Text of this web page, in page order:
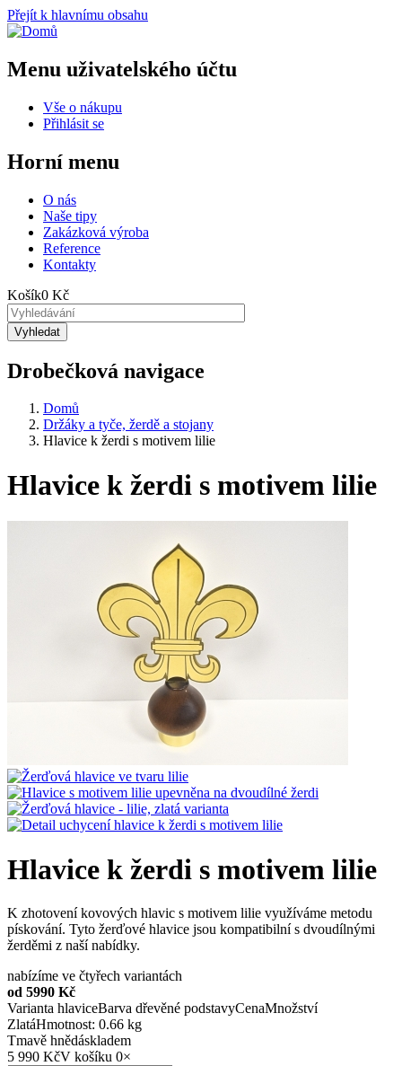
Přejít k hlavnímu obsahu
Menu uživatelského účtu
Vše o nákupu
Přihlásit se
Horní menu
O nás
Naše tipy
Zakázková výroba
Reference
Kontakty
Košík0 Kč
Drobečková navigace
Domů
Držáky a tyče, žerdě a stojany
Hlavice k žerdi s motivem lilie
Hlavice k žerdi s motivem lilie
Hlavice k žerdi s motivem lilie
K zhotovení kovových hlavic s motivem lilie využíváme metodu
pískování. Tyto žerďové hlavice jsou kompatibilní s dvoudílnými
žerděmi z naší nabídky.
nabízíme ve čtyřech variantách
od 5990 Kč
Varianta hlaviceBarva dřevěné podstavyCenaMnožství
ZlatáHmotnost: 0.66 kg
Tmavě hnědáskladem
5 990 KčV košíku 0×